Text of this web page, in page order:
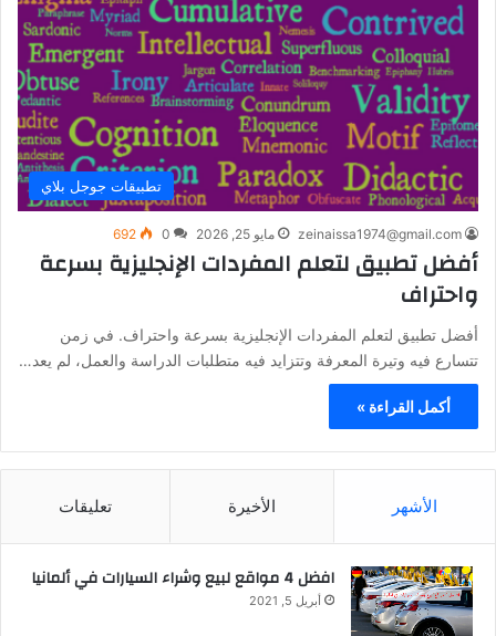
تطبيقات جوجل بلاي
zeinaissa1974@gmail.com مايو 25, 2026 0
692
أفضل تطبيق لتعلم المفردات الإنجليزية بسرعة
واحتراف
أفضل تطبيق لتعلم المفردات الإنجليزية بسرعة واحتراف. في زمن
تتسارع فيه وتيرة المعرفة وتتزايد فيه متطلبات الدراسة والعمل، لم يعد…
أكمل القراءة »
الأشهر الأخيرة تعليقات
افضل 4 مواقع لبيع وشراء السيارات في ألمانيا
أبريل 5, 2021